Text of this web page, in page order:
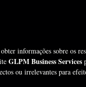
informações sobre os
GLPM Business Services
ou irrelevantes para